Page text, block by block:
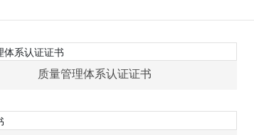
质量管理体系认证证书